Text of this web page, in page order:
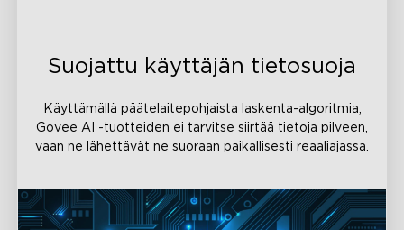
Suojattu käyttäjän tietosuoja
Käyttämällä päätelaitepohjaista laskenta-algoritmia,
Govee AI -tuotteiden ei tarvitse siirtää tietoja pilveen,
vaan ne lähettävät ne suoraan paikallisesti reaaliajassa.